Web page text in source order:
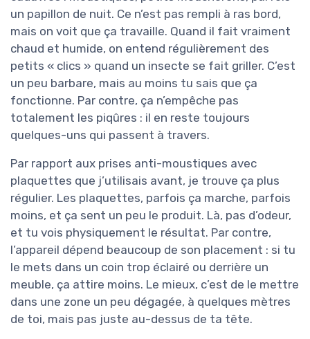
un papillon de nuit. Ce n’est pas rempli à ras bord,
mais on voit que ça travaille. Quand il fait vraiment
chaud et humide, on entend régulièrement des
petits « clics » quand un insecte se fait griller. C’est
un peu barbare, mais au moins tu sais que ça
fonctionne. Par contre, ça n’empêche pas
totalement les piqûres : il en reste toujours
quelques-uns qui passent à travers.
Par rapport aux prises anti-moustiques avec
plaquettes que j’utilisais avant, je trouve ça plus
régulier. Les plaquettes, parfois ça marche, parfois
moins, et ça sent un peu le produit. Là, pas d’odeur,
et tu vois physiquement le résultat. Par contre,
l’appareil dépend beaucoup de son placement : si tu
le mets dans un coin trop éclairé ou derrière un
meuble, ça attire moins. Le mieux, c’est de le mettre
dans une zone un peu dégagée, à quelques mètres
de toi, mais pas juste au-dessus de ta tête.